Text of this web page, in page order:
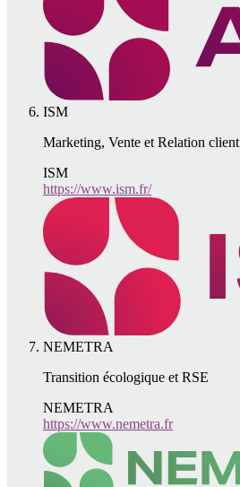
ISM
Marketing, Vente et Relation client
ISM
https://www.ism.fr/
NEMETRA
Transition écologique et RSE
NEMETRA
https://www.nemetra.fr